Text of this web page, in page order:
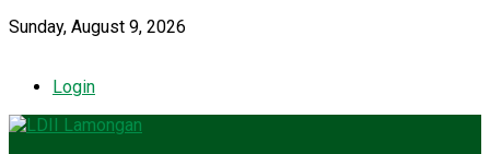
Sunday, August 9, 2026
Login